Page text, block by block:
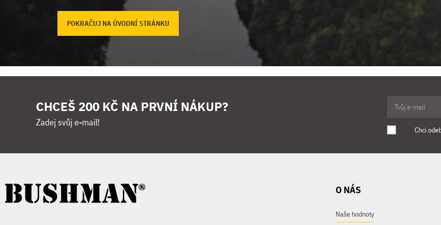
POKRAČUJ NA ÚVODNÍ STRÁNKU
CHCEŠ 200 KČ NA PRVNÍ NÁKUP?
Zadej svůj e-mail!
Chci
O NÁS
Naše hodnoty